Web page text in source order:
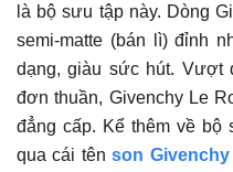
là bộ sưu tập này. Dòng
semi-matte (bán lì) đỉnh
dạng, giàu sức hút. Vượt
đơn thuần, Givenchy Le
đẳng cấp. Kể thêm về bộ
qua cái tênson